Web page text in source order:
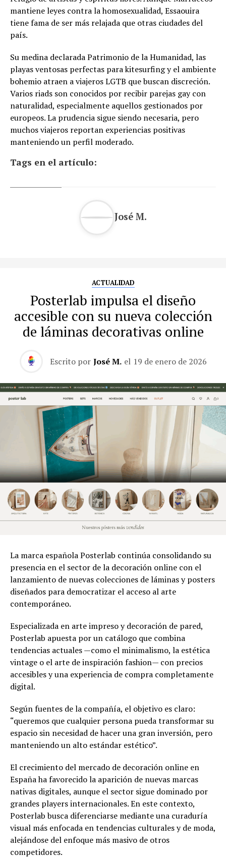
mantiene leyes contra la homosexualidad, Essaouira
tiene fama de ser más relajada que otras ciudades del
país.
Su medina declarada Patrimonio de la Humanidad, las
playas ventosas perfectas para kitesurfing y el ambiente
bohemio atraen a viajeros LGTB que buscan discreción.
Varios riads son conocidos por recibir parejas gay con
naturalidad, especialmente aquellos gestionados por
europeos. La prudencia sigue siendo necesaria, pero
muchos viajeros reportan experiencias positivas
manteniendo un perfil moderado.
Tags en el artículo:
José M.
ACTUALIDAD
Posterlab impulsa el diseño
accesible con su nueva colección
de láminas decorativas online
Escrito por José M. el 19 de enero de 2026
La marca española Posterlab continúa consolidando su
presencia en el sector de la decoración online con el
lanzamiento de nuevas colecciones de láminas y posters
diseñados para democratizar el acceso al arte
contemporáneo.
Especializada en arte impreso y decoración de pared,
Posterlab apuesta por un catálogo que combina
tendencias actuales —como el minimalismo, la estética
vintage o el arte de inspiración fashion— con precios
accesibles y una experiencia de compra completamente
digital.
Según fuentes de la compañía, el objetivo es claro:
“queremos que cualquier persona pueda transformar su
espacio sin necesidad de hacer una gran inversión, pero
manteniendo un alto estándar estético”.
El crecimiento del mercado de decoración online en
España ha favorecido la aparición de nuevas marcas
nativas digitales, aunque el sector sigue dominado por
grandes players internacionales. En este contexto,
Posterlab busca diferenciarse mediante una curaduría
visual más enfocada en tendencias culturales y de moda,
alejándose del enfoque más masivo de otros
competidores.